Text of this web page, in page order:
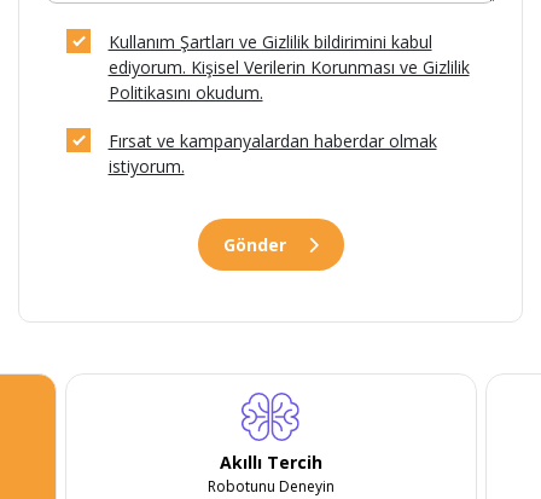
Kullanım Şartları ve Gizlilik bildirimini kabul
ediyorum. Kişisel Verilerin Korunması ve Gizlilik
Politikasını okudum.
Fırsat ve kampanyalardan haberdar olmak
istiyorum.
Gönder
Akıllı Tercih
Robotunu Deneyin